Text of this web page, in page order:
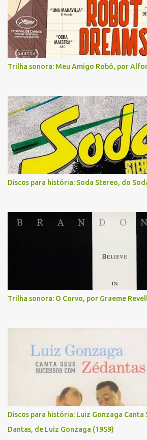
Trilha sonora: Meu Amigo Robô, por
Discos para história: Soda Stereo, do
Trilha sonora: O Corvo, por Graeme
Discos para história: Luiz Gonzaga Canta
Dantas, de Luiz Gonzaga (1959)